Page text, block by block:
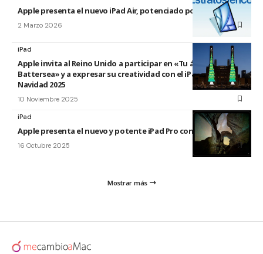
Apple presenta el nuevo iPad Air, potenciado por el M4
2 Marzo 2026
iPad
Apple invita al Reino Unido a participar en «Tu árbol en
Battersea» y a expresar su creatividad con el iPad esta
Navidad 2025
10 Noviembre 2025
iPad
Apple presenta el nuevo y potente iPad Pro con el chip M5
16 Octubre 2025
Mostrar más